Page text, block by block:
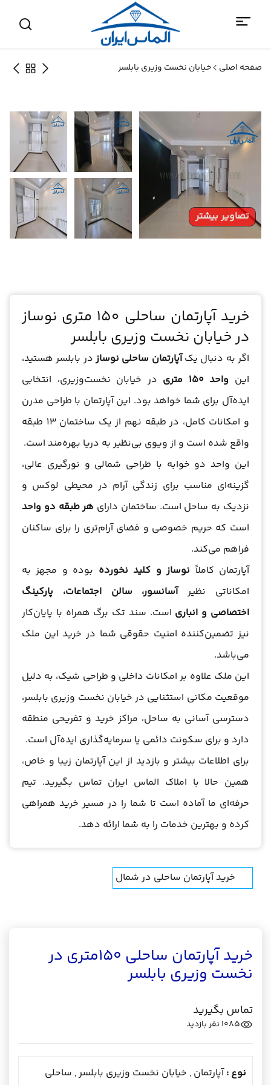
صفحه اصلی خیابان نخست وزیری بابلسر
تصاویر بیشتر
خرید آپارتمان ساحلی 150 متری نوساز
در خیابان نخست وزیری بابلسر
اگر به دنبال یکآپارتمان ساحلی نوسازدر بابلسر هستید،
این واحد 150 متری
در خیابان نخست‌وزیری، انتخابی
ایده‌آل برای شما خواهد بود. این آپارتمان با طراحی مدرن
و امکانات کامل، در طبقه نهم از یک ساختمان 13 طبقه
واقع شده است و از ویوی بی‌نظیر به دریا بهره‌مند است.
این واحد دو خوابه با طراحی شمالی و نورگیری عالی،
گزینه‌ای مناسب برای زندگی آرام در محیطی لوکس و
نزدیک به ساحل است. ساختمان دارای هر طبقه دو واحد
است که حریم خصوصی و فضای آرام‌تری را برای ساکنان
فراهم می‌کند.
آپارتمان کاملاً نوساز و کلید نخورده بوده و مجهز به
امکاناتی نظیرآسانسور، سالن اجتماعات، پارکینگ
اختصاصی و انباری است. سند تک برگ همراه با پایان‌کار
نیز تضمین‌کننده امنیت حقوقی شما در خرید این ملک
می‌باشد.
این ملک علاوه بر امکانات داخلی و طراحی شیک، به دلیل
موقعیت مکانی استثنایی در خیابان نخست وزیری بابلسر،
دسترسی آسانی به ساحل، مراکز خرید و تفریحی منطقه
دارد و برای سکونت دائمی یا سرمایه‌گذاری ایده‌آل است.
برای اطلاعات بیشتر و بازدید از این آپارتمان زیبا و خاص،
همین حالا با املاک الماس ایران تماس بگیرید. تیم
حرفه‌ای ما آماده است تا شما را در مسیر خرید همراهی
کرده و بهترین خدمات را به شما ارائه دهد.
خرید آپارتمان ساحلی در شمال
خرید آپارتمان ساحلی 150متری در
نخست وزیری بابلسر
تماس بگیرید
1085 نفر بازدید
نوع :آپارتمان , خیابان نخست وزیری بابلسر , ساحلی